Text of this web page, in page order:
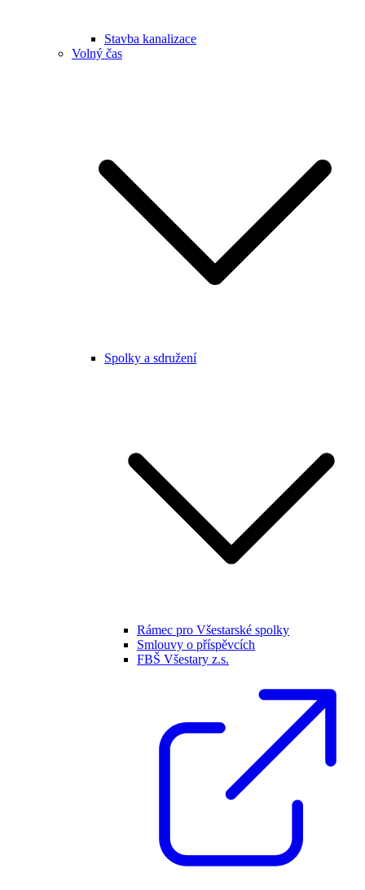
Stavba kanalizace
Volný čas
Spolky a sdružení
Rámec pro Všestarské spolky
Smlouvy o příspěvcích
FBŠ Všestary z.s.